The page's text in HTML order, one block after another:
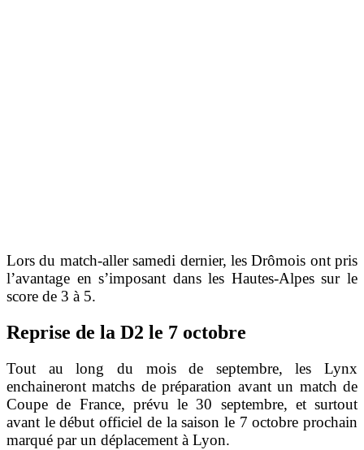
Lors du match-aller samedi dernier, les Drômois ont pris
l’avantage en s’imposant dans les Hautes-Alpes sur le
score de 3 à 5.
Reprise de la D2 le 7 octobre
Tout au long du mois de septembre, les Lynx
enchaineront matchs de préparation avant un match de
Coupe de France, prévu le 30 septembre, et surtout
avant le début officiel de la saison le 7 octobre prochain
marqué par un déplacement à Lyon.